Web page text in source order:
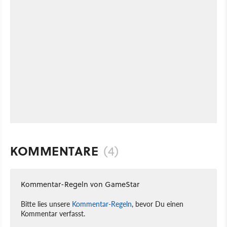
KOMMENTARE (4)
Kommentar-Regeln von GameStar
Bitte lies unsere Kommentar-Regeln, bevor Du einen
Kommentar verfasst.